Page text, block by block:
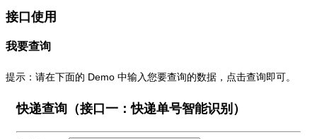
接口使用
我要查询
提示：请在下面的 Demo 中输入您要查询的数据，点击查询即可。
快递查询（接口一：快递单号智能识别）